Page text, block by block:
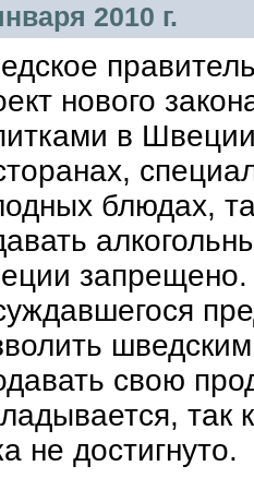
2010 г.
нового
в
блюдах,
запрещено.
свою
так
не достигнуто.